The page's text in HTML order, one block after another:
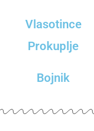
Vlasotince
Prokuplje
Bojnik